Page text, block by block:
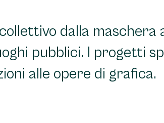
dalla maschera
pubblici. I progetti
alle opere di grafica.